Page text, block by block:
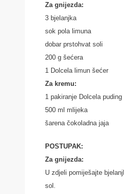
Za gnijezda:
3 bjelanjka
sok pola limuna
dobar prstohvat soli
200 g šećera
1 Dolcela limun šećer
Za kremu:
1 pakiranje Dolcela
500 ml mlijeka
šarena čokoladna jaja
POSTUPAK:
Za gnijezda:
U zdjeli pomiješajte
sol.